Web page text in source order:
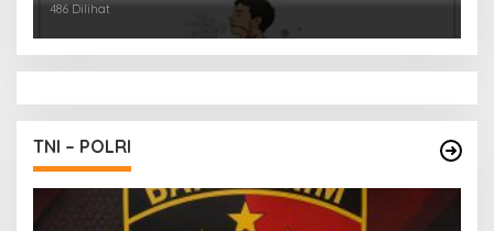
486 Dilihat
TNI – POLRI